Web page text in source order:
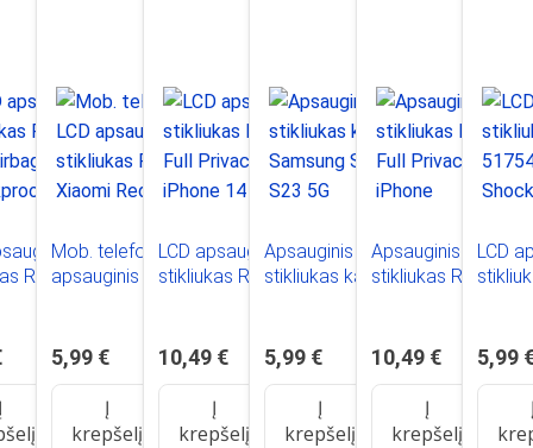
Reach
12 Pro
Mob. telefono LCD
apsauginis
11Pro/Note 11Pro
Plus juodas
5,99 €
Į
krepšelį
LCD apsauginis
stikliukas Reach
10,49 €
Į
krepšelį
Apsauginis
stikliukas kamerai
5,99 €
Į
krepšelį
Apsauginis
stikliukas Reach
XR/11,juodas
10,49 €
Į
krepšelį
LCD
A14
5G
5,99